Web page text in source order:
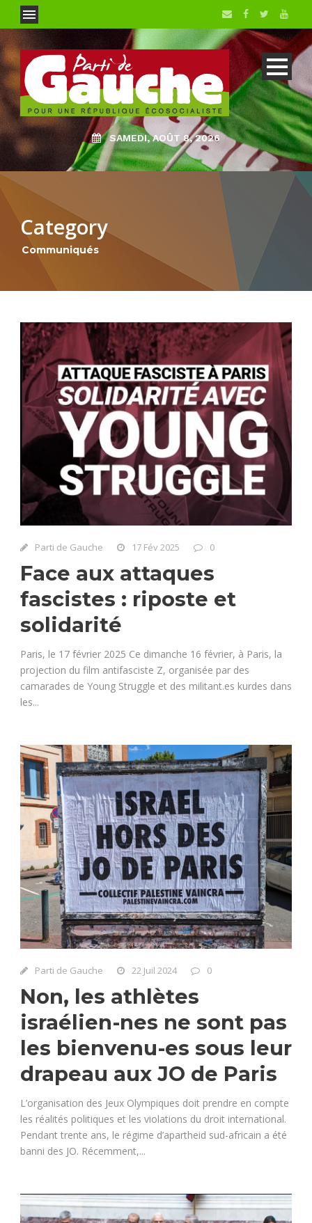
SAMEDI, AOÛT 8, 2026
Category
Communiqués
Parti de Gauche 17 Fév 2025 0
Face aux attaques
fascistes : riposte et
solidarité
Paris, le 17 février 2025 Ce dimanche 16 février, à Paris, la
projection du film antifasciste Z, organisée par des
camarades de Young Struggle et des militant.es kurdes dans
les...
Parti de Gauche 22 Juil 2024 0
Non, les athlètes
israélien-nes ne sont pas
les bienvenu-es sous leur
drapeau aux JO de Paris
L’organisation des Jeux Olympiques doit prendre en compte
les réalités politiques et les violations du droit international.
Pendant trente ans, le régime d’apartheid sud-africain a été
banni des JO. Récemment,...